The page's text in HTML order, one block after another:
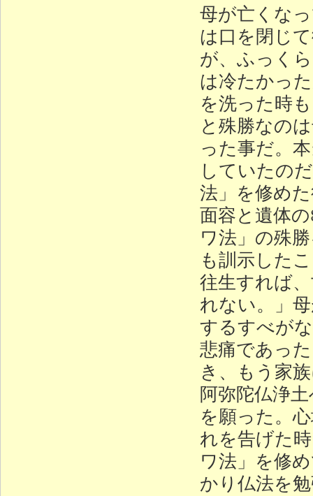
母が亡くな
は口を閉じ
が、ふっく
は冷たかっ
を洗った時
と殊勝なの
った事だ。
していたの
法」を修め
面容と遺体
ワ法」の殊
も訓示した
往生すれば
れない。」
するすべが
悲痛であっ
き、もう家
阿弥陀仏浄
を願った。
れを告げた
ワ法」を修
かり仏法を